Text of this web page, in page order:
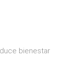
bienestar